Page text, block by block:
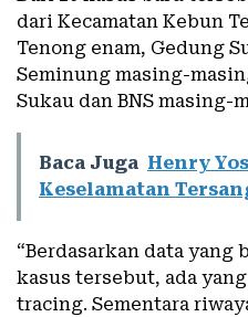
dari Kecamatan Kebun
Tenong enam, Gedung
Seminung masing-
Sukau dan BNS masing-
Baca Juga Henry
Keselamatan
“Berdasarkan data
kasus tersebut, ada
tracing. Sementara